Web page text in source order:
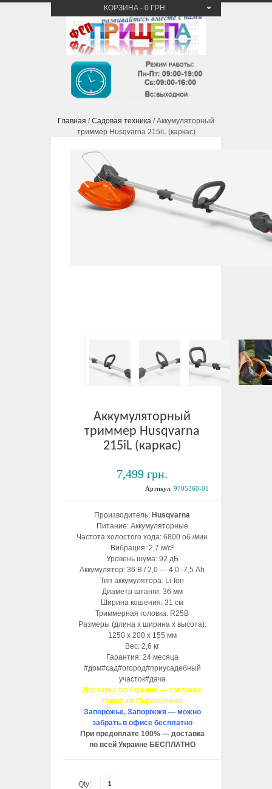
КОРЗИНА - 0 ГРН.
Главная /Садовая техника / Аккумуляторный
триммер Husqvarna 215iL (каркас)
Аккумуляторный
триммер Husqvarna
215iL (каркас)
7,499 грн.
Артикул: 9705360-01
Производитель: Husqvarna
Питание: Аккумуляторные
Частота холостого хода: 6800 об./мин
Вибрация: 2,7 м/с²
Уровень шума: 92 дБ
Аккумулятор: 36 В / 2,0 — 4,0 -7,5 Ah
Тип аккумулятора: Li-Ion
Диаметр штанги: 36 мм
Ширина кошения: 31 см
Триммерная головка: R25B
Размеры (длина х ширина х высота):
1250 х 200 х 155 мм
Вес: 2,6 кг
Гарантия: 24 месяца
#дом#сад#огород#приусадебный
участок#дача
Доставка по Украине — согласно
тарифам Перевозчика
Запорожье, Запоріжжя — можно
забрать в офисе бесплатно
При предоплате 100% — доставка
по всей Украине БЕСПЛАТНО
Qty: